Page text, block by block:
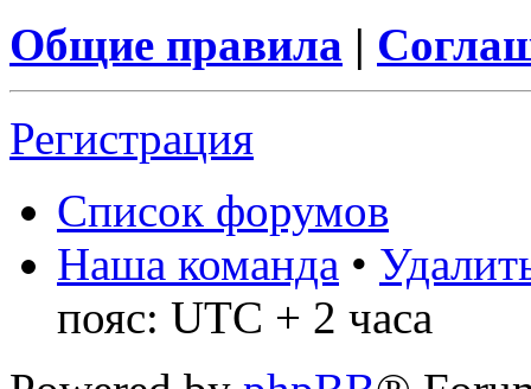
Общие правила |
Регистрация
Список форумов
Наша команда •
пояс: UTC + 2 часа